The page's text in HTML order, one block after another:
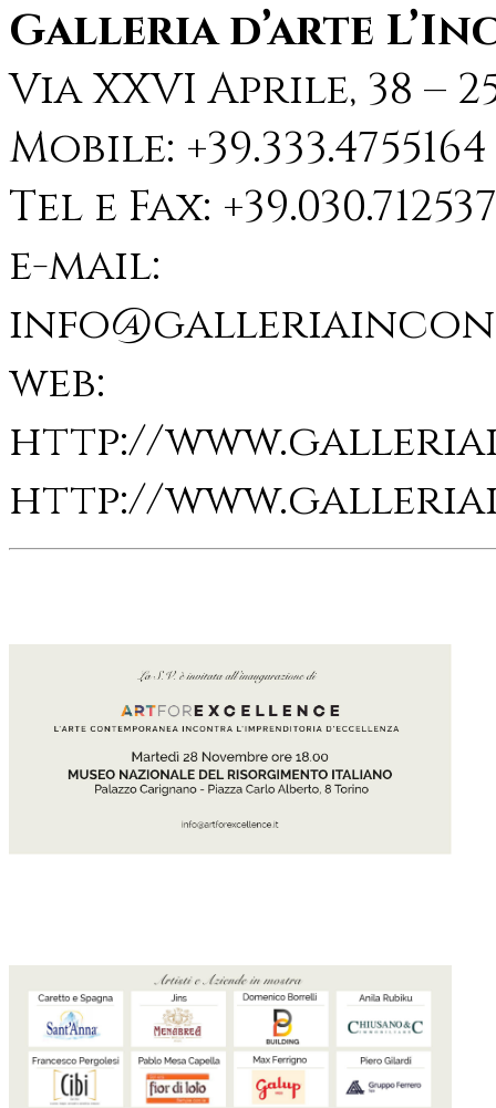
Galleria d’arte
Via XXVI Aprile, 38 –
Mobile: +39.333.4755164
Tel e Fax: +39.030.712537
e-mail:
web:
http://
http://